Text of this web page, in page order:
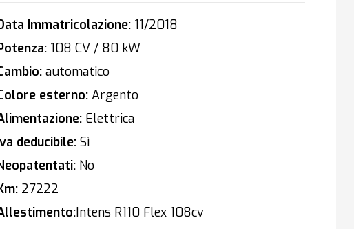
Immatricolazione:11/2018
108 CV / 80 kW
automatico
esterno:Argento
Elettrica
deducibile:Sì
No
27222
Intens R110 Flex 108cv